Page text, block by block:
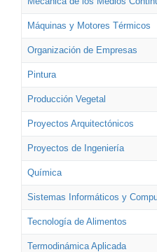
Máquinas y Motores Térmicos
Organización de Empresas
Pintura
Producción Vegetal
Proyectos Arquitectónicos
Proyectos de Ingeniería
Química
Sistemas Informáticos y
Tecnología de Alimentos
Termodinámica Aplicada